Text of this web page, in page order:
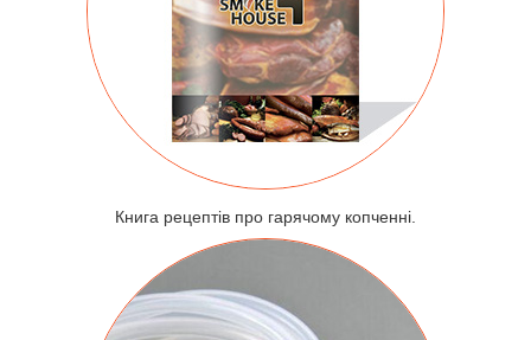
Книга рецептів про гарячому копченні.